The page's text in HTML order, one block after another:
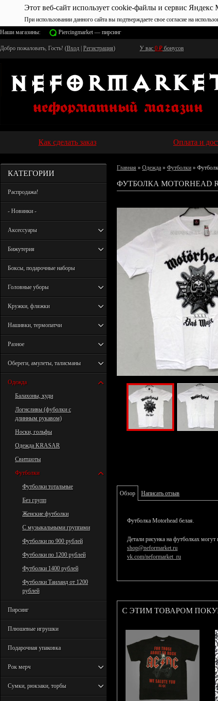
Этот веб-сайт использует cookie-файлы и сервис Яндекс
При использовании данного сайта вы подтверждаете свое согласие на
Наши магазины:
Piercingmarket — пирсинг
Добро пожаловать, Гость! (Вход Регистрация) У вас 0 ₽ бонусов
Как сделать заказ Оплата и
КАТЕГОРИИ
Распродажа!
- Новинки -
Аксессуары
Бижутерия
Боксы, подарочные наборы
Головные уборы
Кружки, фляжки
Нашивки, термопатчи
Разное
Обереги, амулеты, талисманы
Одежда
Балахоны, худи
Логнсливы (фуболки с
длинным рукавом)
Носки, гольфы
Одежда KRASAR
Свитшоты
Футболки
Футболки тотальные
Без групп
Женские футболки
С музыкальными группами
Футболки по 900 рублей
Футболки по 1200 рублей
Футболки 1400 рублей
Футболки Таиланд от 1200
рублей
Пирсинг
Плюшевые игрушки
Подарочная упаковка
Рок мерч
Сумки, рюкзаки, торбы
Главная » Одежда » Футболки »
ФУТБОЛКА MOTORHEAD
Обзор Написать отзыв
Футболка Motorhead белая.
Детали рисунка на футболках
shop@neformarket.ru
vk.com/neformarket_ru
С ЭТИМ ТОВАРОМ